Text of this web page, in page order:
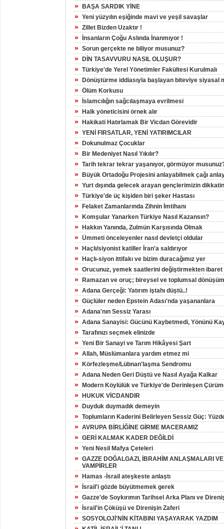
» BAŞA SARDIK YİNE
» Yeni yüzyılın eşiğinde mavi ve yeşil savaşlar
» Zillet Bizden Uzaktır !
» İnsanların Çoğu Aslında İnanmıyor !
» Sorun gerçekte ne biliyor musunuz?
» DİN TASAVVURU NASIL OLUŞUR?
» Türkiye'de Yerel Yönetimler Fakültesi Kurulmalı
» Dönüştürme iddiasıyla başlayan biteviye siyasal
» Ölüm Korkusu
» İslamcılığın sağcılaşmaya evrilmesi
» Halk yöneticisini örnek alır
» Hakikati Hatırlamak Bir Vicdan Görevidir
» YENİ FIRSATLAR, YENİ YATIRIMCILAR
» Dokunulmaz Çocuklar
» Bir Medeniyet Nasıl Yıkılır?
» Tarih tekrar tekrar yaşanıyor, görmüyor
» Büyük Ortadoğu Projesini anlayabilmek çağı
» Yurt dışında gelecek arayan gençlerimizin
» Türkiye'de üç kişiden biri şeker Hastası
» Felaket Zamanlarında Zihnin İmtihanı
» Komşular Yanarken Türkiye Nasıl Kazansın?
» Hakkın Yanında, Zulmün Karşısında Olmak
» Ümmeti önceleyenler nasıl devletçi oldular
» Haçlı/siyonist katiller İran'a saldırıyor
» Haçlı-siyon ittifakı ve bizim duracağımız yer
» Orucunuz, yemek saatlerini değiştirmekten ibaret
» Ramazan ve oruç; bireysel ve toplumsal dönüşüm
» Adana Gerçeği: Yatırım iştahı düştü..!
» Güçlüler neden Epstein Adası'nda yaşananlara
» Adana'nın Sessiz Yarası
» Adana Sanayisi: Gücünü Kaybetmedi, Yönünü
» Tarafınızı seçmek elinizde
» Yeni Bir Sanayi ve Tarım Hikâyesi Şart
» Allah, Müslümanlara yardım etmez mi
» Körfezleşme/Lübnan'laşma Sendromu
» Adana Neden Geri Düştü ve Nasıl Ayağa Kalkar
» Modern Köylülük ve Türkiye'de Derinleşen
» HUKUK VİCDANDIR
» Duyduk duymadık demeyin
» Toplumların Kaderini Belirleyen Sessiz Güç:
» AVRUPA BİRLİĞİNE GİRME MACERAMIZ
» GERİ KALMAK KADER DEĞİLDİ
» Yeni Nesil Mafya Çeteleri
» GAZZE DOĞALGAZI, İBRAHİM ANLAŞMALARI
VAMPİRLER
» Hamas -İsrail ateşkeste anlaştı
» İsrail'i gözde büyütmemek gerek
» Gazze'de Soykırımın Tarihsel Arka Planı ve
» İsrail'in Çöküşü ve Direnişin Zaferi
» SOSYOLOJİ'NİN KİTABINI YAŞAYARAK YAZDIM